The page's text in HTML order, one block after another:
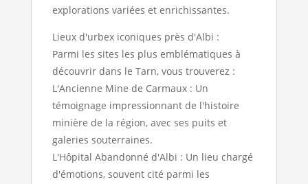
explorations variées et enrichissantes.
Lieux d'urbex iconiques près d'Albi :
Parmi les sites les plus emblématiques à
découvrir dans le Tarn, vous trouverez :
L'Ancienne Mine de Carmaux : Un
témoignage impressionnant de l'histoire
minière de la région, avec ses puits et
galeries souterraines.
L'Hôpital Abandonné d'Albi : Un lieu chargé
d'émotions, souvent cité parmi les